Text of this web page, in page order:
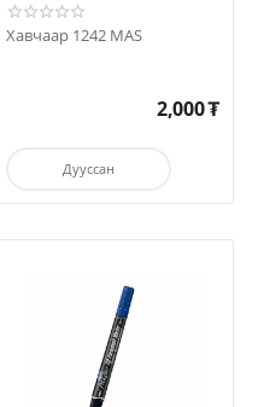
Хавчаар 1242 MAS
2,000₮
Дууссан